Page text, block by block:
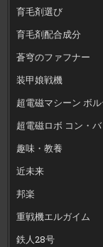
育毛剤選び
育毛剤配合成分
蒼穹のファフナー
装甲娘戦機
超電磁マシーン ボ
超電磁ロボ コン・
趣味・教養
近未来
邦楽
重戦機エルガイム
鉄人28号